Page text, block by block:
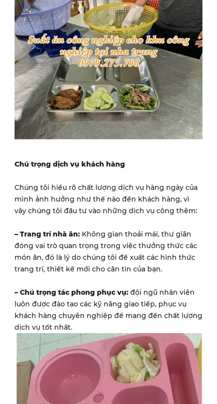
Chú trọng dịch vụ khách hàng
Chúng tôi hiểu rõ chất lượng dịch vụ hàng ngày của
mình ảnh hưởng như thế nào đến khách hàng, vì
vậy chúng tôi đầu tư vào những dịch vụ cộng thêm:
– Trang trí nhà ăn: Không gian thoải mái, thư giãn
đóng vai trò quan trọng trong việc thưởng thức các
món ăn, đó là lý do chúng tôi đề xuất các hình thức
trang trí, thiết kế mới cho căn tin của bạn.
– Chú trọng tác phong phục vụ: đội ngũ nhân viên
luôn được đào tạo các kỹ năng giao tiếp, phục vụ
khách hàng chuyên nghiệp để mang đến chất lượng
dịch vụ tốt nhất.